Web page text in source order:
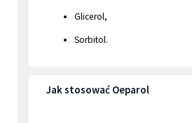
Glicerol,
Sorbitol.
Jak stosować Oeparol